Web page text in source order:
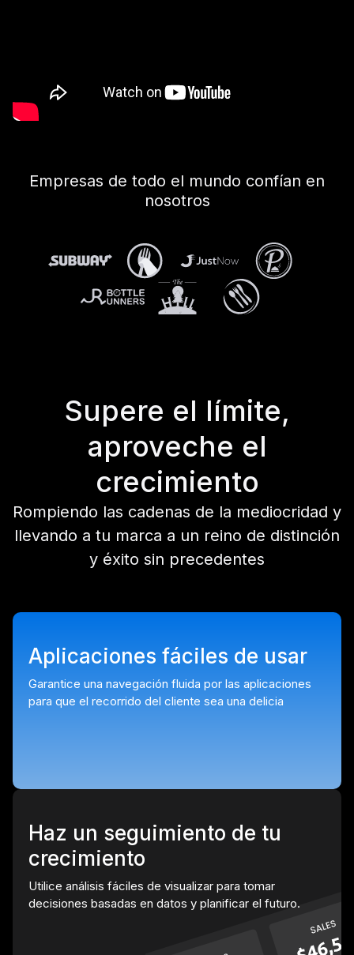
Empresas de todo el mundo confían en
nosotros
Supere el límite,
aproveche el
crecimiento
Rompiendo las cadenas de la mediocridad y
llevando a tu marca a un reino de distinción
y éxito sin precedentes
Aplicaciones fáciles de usar
Garantice una navegación fluida por las aplicaciones
para que el recorrido del cliente sea una delicia
Haz un seguimiento de tu
crecimiento
Utilice análisis fáciles de visualizar para tomar
decisiones basadas en datos y planificar el futuro.